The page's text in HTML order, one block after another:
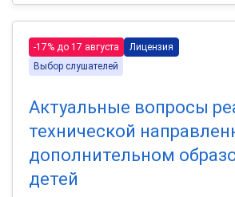
-17% до 17 августа
Лицензия
Выбор слушателей
Актуальные вопросы
технической
дополнительном
детей